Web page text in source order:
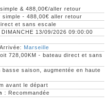
& 488,00€/aller retour
simple - 488,00€ aller retour
et sans escale
13/09/2026 09:00:00
Marseille
728,00KM - bateau direct et sans
saison, augmentée en haute
avant le départ
: Recommandée